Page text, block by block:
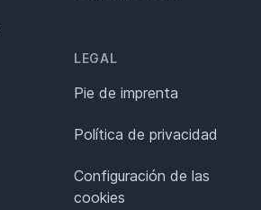
LEGAL
Pie de imprenta
Política de privacidad
Configuración de las
cookies